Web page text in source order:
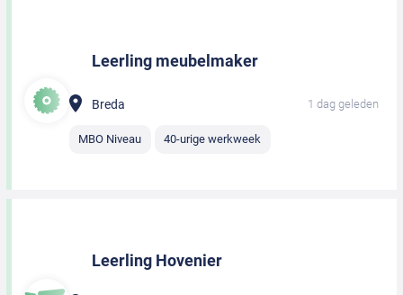
Leerling meubelmaker
Breda 1 dag geleden
MBO Niveau 40-urige werkweek
Leerling Hovenier